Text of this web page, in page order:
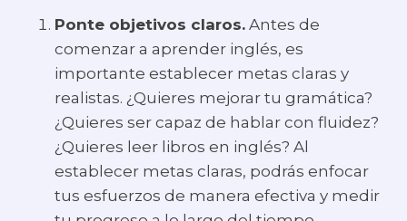
Ponte objetivos claros. Antes de
comenzar a aprender inglés, es
importante establecer metas claras y
realistas. ¿Quieres mejorar tu gramática?
¿Quieres ser capaz de hablar con fluidez?
¿Quieres leer libros en inglés? Al
establecer metas claras, podrás enfocar
tus esfuerzos de manera efectiva y medir